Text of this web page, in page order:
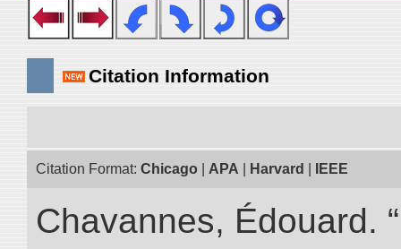
Citation Information
Citation Format: Chicago APA Harvard IEEE
Chavannes, Édouard.